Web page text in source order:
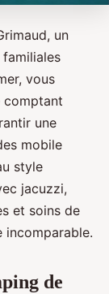
un
vous
comptant
une
mobile
style
jacuzzi,
et soins de
incomparable.
de